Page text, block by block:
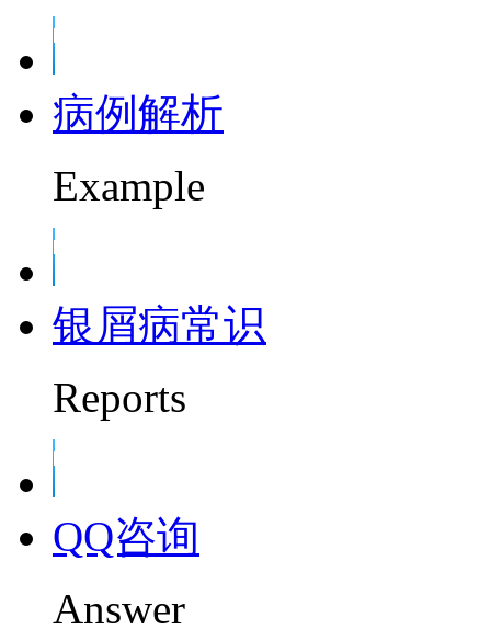
病例解析
Example
银屑病常识
Reports
QQ咨询
Answer